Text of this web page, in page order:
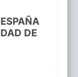
DE